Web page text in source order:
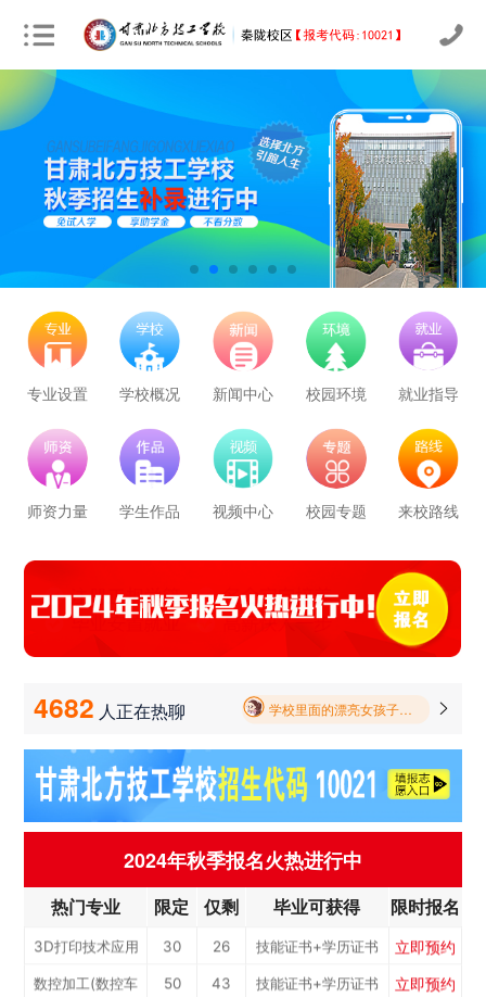
专业设置 学校概况 新闻中心 校园环境 就业指导
师资力量 学生作品 视频中心 校园专题 来校路线
4682 人正在热聊
学校里面的漂亮女孩子多不多呀
报名要带哪些东西
毕业以后的就业率怎么样呀
学校环境怎么样啊 视频上看上去还挺不 错的 有实地去看过的么
学校里面的漂亮女孩子多不多呀 
2024年秋季报名火热进行中
热门专业 限定 仅剩 毕业可获得 限时报名
技能证书+学历证书 立即预约
通信运营服务 30 26 技能证书+学历证书 立即预约
计算机应用与维修 50 43 技能证书+学历证书 立即预约
幼儿教育 150 128 技能证书+学历证书 立即预约
轨道交通车辆运检 50 43 技能证书+学历证书 立即预约
铁路客运服务 150 128 技能证书+学历证书 立即预约
新能源汽车技术 150 128 技能证书+学历证书 立即预约
公路施工与养护 30 26 技能证书+学历证书 立即预约
立即预约
工业机器人运维 50 43 技能证书+学历证书 立即预约
立即预约
烹饪(中西式面点) 40
烹饪(中式烹调) 34 技能证书+学历证书
健康服务与管理 40 34 技能证书+学历证书 立即预约
护理 90 77 技能证书+学历证书 立即预约
30 26 技能证书+学历证书
机电一体化技术 50 43 技能证书+学历证书 立即预约
3D打印技术应用 30 26 技能证书+学历证书 立即预约
数控加工(数控车 50 43 技能证书+学历证书 立即预约